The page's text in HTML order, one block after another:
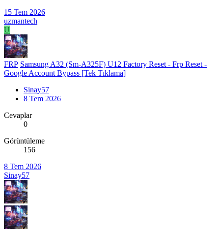
15 Tem 2026
uzmantech
U
FRP Samsung A32 (Sm-A325F) U12 Factory Reset - Frp Reset -
Google Account Bypass [Tek Tıklama]
Sinay57
8 Tem 2026
Cevaplar
0
Görüntüleme
156
8 Tem 2026
Sinay57